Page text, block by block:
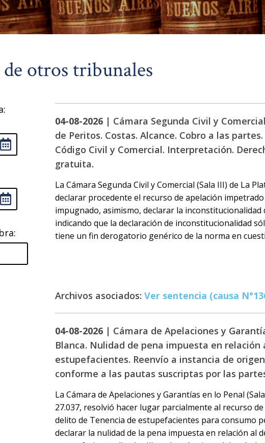
de otros tribunales
04-08-2026 | Cámara Segunda Civil y
de Peritos. Costas. Alcance. Cobro a las
Código Civil y Comercial. Interpretación.
gratuita.
La Cámara Segunda Civil y Comercial (Sala III) de La
declarar procedente el recurso de apelación
impugnado, asimismo, declarar la
indicando que la declaración de inconstitucionalidad
tiene un fin derogatorio genérico de la norma en
Archivos asociados: Ver sentencia (causa
04-08-2026 | Cámara de Apelaciones y
Blanca. Nulidad de pena impuesta en
estupefacientes. Reenvío a instancia de
conforme a las pautas suscriptas por las
La Cámara de Apelaciones y Garantías en lo Penal
27.037, resolvió hacer lugar parcialmente al recurso
delito de Tenencia de estupefacientes para consumo
declarar la nulidad de la pena impuesta en relación al